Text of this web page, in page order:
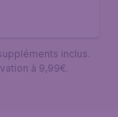
inclus.
à 9,99€.